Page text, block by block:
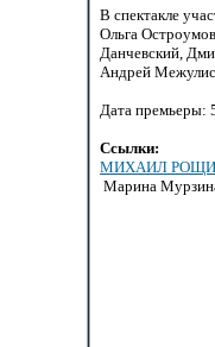
В спектакле
Ольга
Данчевский,
Андрей
Дата премьеры:
Ссылки:
МИХАИЛ
Марина